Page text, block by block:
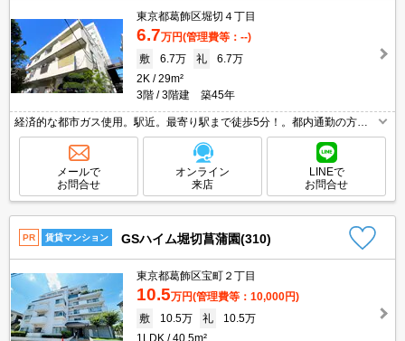
東京都葛飾区堀切４丁目
6.7万円(管理費等：--)
敷
6.7万 礼
6.7万
2K
29m²
3階
3階建 築45年
経済的な都市ガス使用。駅近。最寄り駅まで徒歩5分！。都内通勤の方に
おすすめ。買い物便利。仲介手数料家賃の55%。バス・トイレ別。
メールで
お問合せ
オンライン
来店
LINEで
お問合せ
PR 賃貸マンション GSハイム堀切菖蒲園(310)
東京都葛飾区宝町２丁目
10.5万円(管理費等：10,000円)
敷
10.5万 礼
10.5万
1LDK
40.5m²